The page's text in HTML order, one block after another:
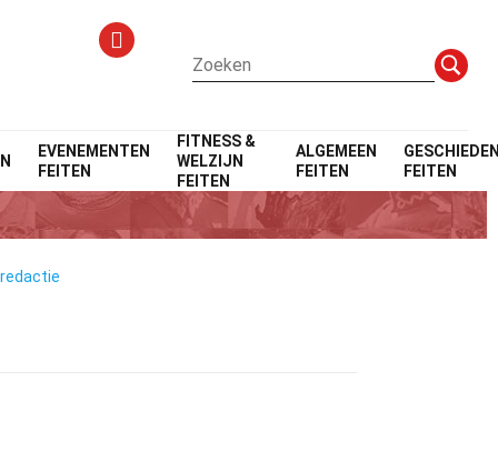
EVENEMENTEN
FEITEN
FITNESS &
WELZIJN
FEITEN
ALGEMEEN
FEITEN
FEITEN